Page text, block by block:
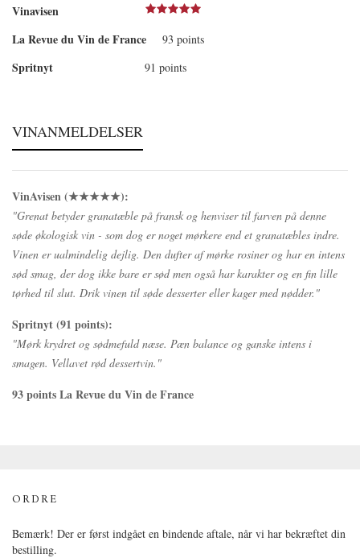
Vinavisen
La Revue du Vin de France
93 points
Spritnyt 91 points
VINANMELDELSER
VinAvisen(★★★★★):
"Grenat betyder granatæble på fransk og henviser til farven på denne
søde økologisk vin - som dog er noget mørkere end et granatæbles indre.
Vinen er ualmindelig dejlig. Den dufter af mørke rosiner og har en intens
sød smag, der dog ikke bare er sød men også har karakter og en fin lille
tørhed til slut. Drik vinen til søde desserter eller kager med nødder."
Spritnyt (91 points):
"Mørk krydret og sødmefuld næse. Pæn balance og ganske intens i
smagen. Vellavet rød dessertvin."
93 points La Revue du Vin de France
ORDRE
Bemærk! Der er først indgået en bindende aftale, når vi har bekræftet din
bestilling.